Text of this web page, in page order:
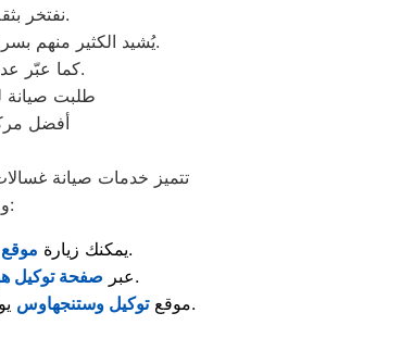
نفتخر بثقة عملائنا الكرام الذين شاركونا تجاربهم الإيجابية بعد الاستفادة من خدمات مركز صيانة وستنجهلوس اهناسيا.
يُشيد الكثير منهم بسرعة الاستجابة وجودة الصيانة والدقة في المواعيد، بالإضافة إلى احترافية الفنيين وحرصهم على استخدام قطع غيار أصلية.
كما عبّر عدد من العملاء عن رضاهم الكامل بخدمة ما بعد الصيانة والمتابعة المستمرة لضمان عمل الأجهزة بكفاءة عالية.
“طلبت صيانة
“أفضل
تتميز خدمات صيانة
ومن العلامات المعروفة اللي تلاقي لها مراكز صيانة معتمدة متخصصة في إصلاح الأجهزة والعناية بها:
: يمكنك زيارة موقع
لمعرفة مراكز الصيانة المعتمدة وأحدث خدمات الدعم الفني.
: عبر صفحة توكيل
تقدر تشوف قطع الغيار الأصلية والخدمات المقدّمة لصيانة الغسالات والمكنسات وغيرها.
: موقعتوكيل وستنجهاوس يوفر لك معلومات حول صيانة الثلاجات، أجهزة التبريد، والإستشارات الفنية الخاصة بها.